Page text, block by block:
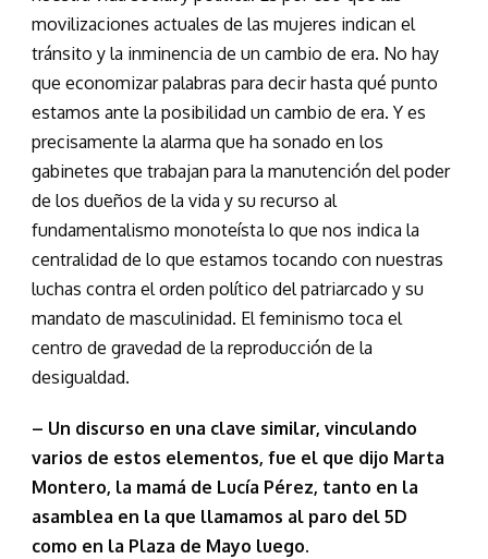
movilizaciones actuales de las mujeres indican el
tránsito y la inminencia de un cambio de era. No hay
que economizar palabras para decir hasta qué punto
estamos ante la posibilidad un cambio de era. Y es
precisamente la alarma que ha sonado en los
gabinetes que trabajan para la manutención del poder
de los dueños de la vida y su recurso al
fundamentalismo monoteísta lo que nos indica la
centralidad de lo que estamos tocando con nuestras
luchas contra el orden político del patriarcado y su
mandato de masculinidad. El feminismo toca el
centro de gravedad de la reproducción de la
desigualdad.
– Un discurso en una clave similar, vinculando
varios de estos elementos, fue el que dijo Marta
Montero, la mamá de Lucía Pérez, tanto en la
asamblea en la que llamamos al paro del 5D
como en la Plaza de Mayo luego.